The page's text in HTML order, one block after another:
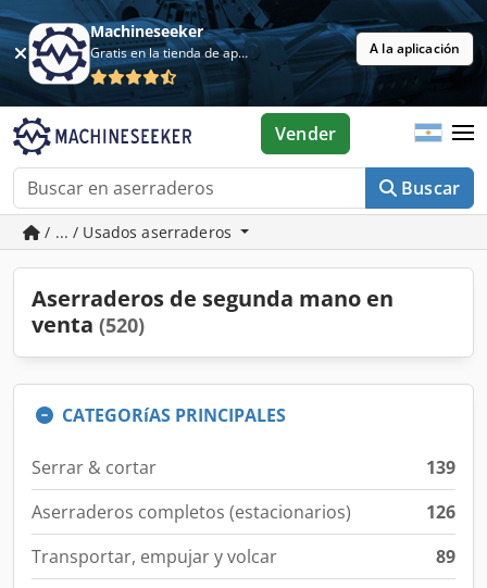
Machineseeker
Gratis en la tienda de aplicaciones A la aplicación
Buscar
Vender
/ ... / Usados aserraderos
Aserraderos de segunda mano en
venta (520)
CATEGORíAS PRINCIPALES
Serrar & cortar
139
Aserraderos completos (estacionarios)
126
Transportar, empujar y volcar
89